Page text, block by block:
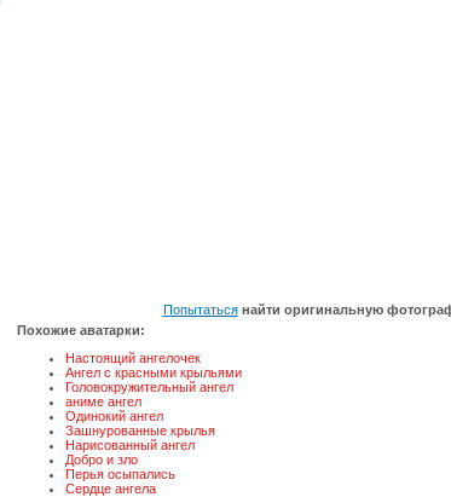
Попытаться найти оригинальную
Похожие аватарки:
Настоящий ангелочек
Ангел с красными крыльями
Головокружительный ангел
аниме ангел
Одинокий ангел
Зашнурованные крылья
Нарисованный ангел
Добро и зло
Перья осыпались
Сердце ангела